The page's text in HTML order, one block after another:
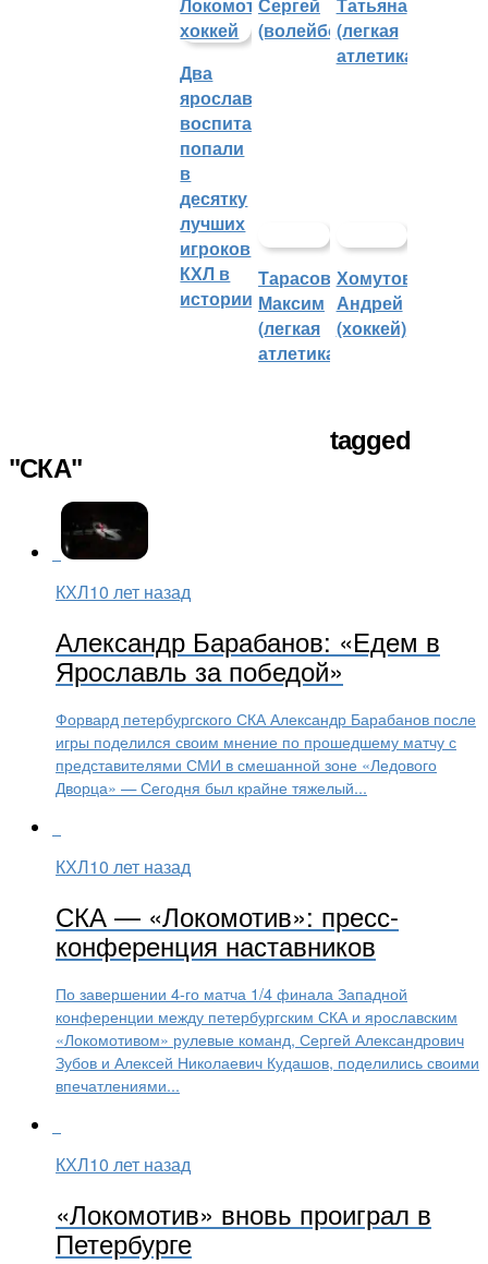
Два
ярославских
воспитанника
попали
в
десятку
лучших
игроков
КХЛ в
истории
(волейбол)(легкая
атлетика)
Тарасов
Максим
(легкая
атлетика)
Хомутов
Андрей
(хоккей)
tagged
"СКА"
КХЛ10 лет назад
Александр Барабанов: «Едем в
Ярославль за победой»
Форвард петербургского СКА Александр Барабанов после
игры поделился своим мнение по прошедшему матчу с
представителями СМИ в смешанной зоне «Ледового
Дворца» — Сегодня был крайне тяжелый...
КХЛ10 лет назад
СКА — «Локомотив»: пресс-
конференция наставников
По завершении 4-го матча 1/4 финала Западной
конференции между петербургским СКА и ярославским
«Локомотивом» рулевые команд, Сергей Александрович
Зубов и Алексей Николаевич Кудашов, поделились своими
впечатлениями...
КХЛ10 лет назад
«Локомотив» вновь проиграл в
Петербурге